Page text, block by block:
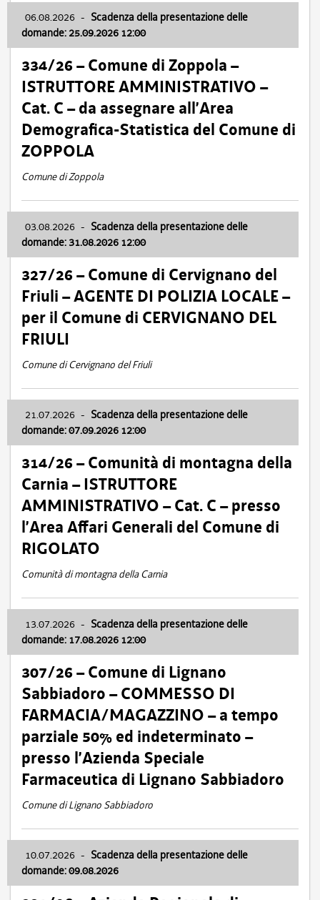
06.08.2026 - Scadenza della presentazione delle
domande: 25.09.2026 12:00
334/26 – Comune di Zoppola –
ISTRUTTORE AMMINISTRATIVO –
Cat. C – da assegnare all’Area
Demografica-Statistica del Comune di
ZOPPOLA
Comune di Zoppola
03.08.2026 - Scadenza della presentazione delle
domande: 31.08.2026 12:00
327/26 – Comune di Cervignano del
Friuli – AGENTE DI POLIZIA LOCALE –
per il Comune di CERVIGNANO DEL
FRIULI
Comune di Cervignano del Friuli
21.07.2026 - Scadenza della presentazione delle
domande: 07.09.2026 12:00
314/26 – Comunità di montagna della
Carnia – ISTRUTTORE
AMMINISTRATIVO – Cat. C – presso
l’Area Affari Generali del Comune di
RIGOLATO
Comunità di montagna della Carnia
13.07.2026 - Scadenza della presentazione delle
domande: 17.08.2026 12:00
307/26 – Comune di Lignano
Sabbiadoro – COMMESSO DI
FARMACIA/MAGAZZINO – a tempo
parziale 50% ed indeterminato –
presso l’Azienda Speciale
Farmaceutica di Lignano Sabbiadoro
Comune di Lignano Sabbiadoro
10.07.2026 - Scadenza della presentazione delle
domande: 09.08.2026